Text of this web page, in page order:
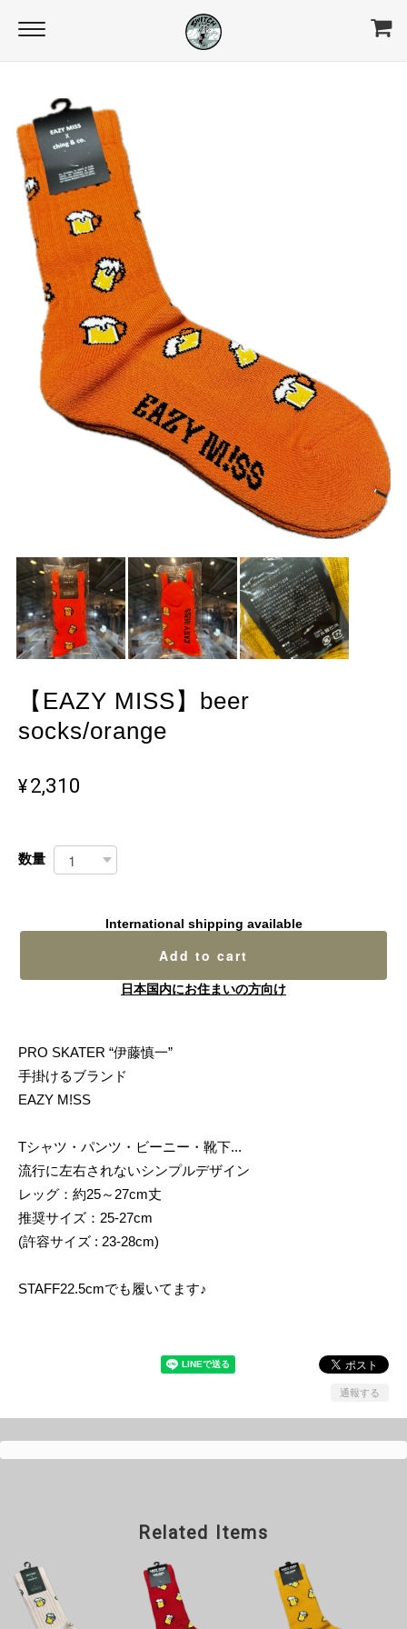
【EAZY MISS】beer
socks/orange
¥2,310
数量
International shipping available
Add to cart
日本国内にお住まいの方向け
PRO SKATER “伊藤慎一”
手掛けるブランド
EAZY M!SS
Tシャツ・パンツ・ビーニー・靴下...
流行に左右されないシンプルデザイン
レッグ：約25～27cm丈
推奨サイズ：25-27cm
(許容サイズ : 23-28cm)
STAFF22.5cmでも履いてます♪
通報する
Related Items